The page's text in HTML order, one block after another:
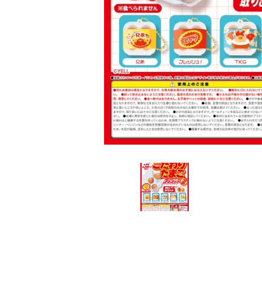
よくあるご質問
ご利用ガイド
06-6282-7659